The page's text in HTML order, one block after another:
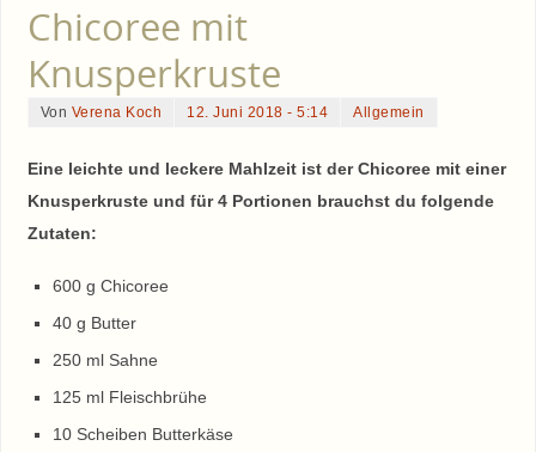
Chicoree mit
Knusperkruste
Von Verena Koch 12. Juni 2018 - 5:14 Allgemein
Eine leichte und leckere Mahlzeit ist der Chicoree mit einer
Knusperkruste und für 4 Portionen brauchst du folgende
Zutaten:
600 g Chicoree
40 g Butter
250 ml Sahne
125 ml Fleischbrühe
10 Scheiben Butterkäse